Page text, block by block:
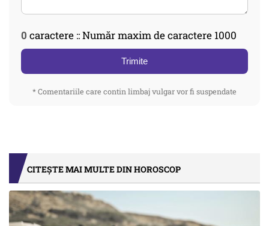
0 caractere :: Număr maxim de caractere 1000
Trimite
* Comentariile care contin limbaj vulgar vor fi suspendate
CITEȘTE MAI MULTE DIN HOROSCOP